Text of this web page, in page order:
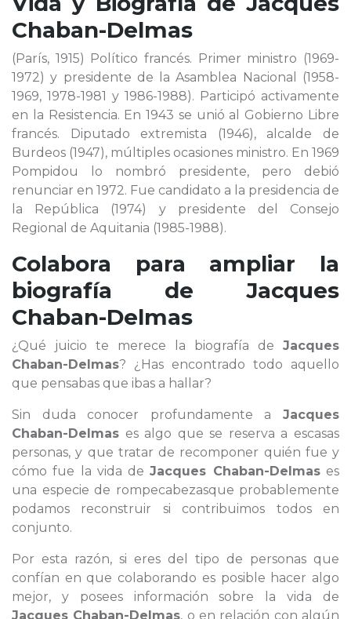
Chaban-Delmas
(París, 1915) Político francés. Primer ministro (1969-
1972) y presidente de la Asamblea Nacional (1958-
1969, 1978-1981 y 1986-1988). Participó activamente
en la Resistencia. En 1943 se unió al Gobierno Libre
francés. Diputado extremista (1946), alcalde de
Burdeos (1947), múltiples ocasiones ministro. En 1969
Pompidou lo nombró presidente, pero debió
renunciar en 1972. Fue candidato a la presidencia de
la República (1974) y presidente del Consejo
Regional de Aquitania (1985-1988).
Colabora para ampliar la
biografía de Jacques
Chaban-Delmas
¿Qué juicio te merece la biografía de Jacques
Chaban-Delmas? ¿Has encontrado todo aquello
que pensabas que ibas a hallar?
Sin duda conocer profundamente a Jacques
Chaban-Delmas es algo que se reserva a escasas
personas, y que tratar de recomponer quién fue y
cómo fue la vida deJacques Chaban-Delmases
una especie de rompecabezasque probablemente
podamos reconstruir si contribuimos todos en
conjunto.
Por esta razón, si eres del tipo de personas que
confían en que colaborando es posible hacer algo
mejor, y posees información sobre la vida de
Jacques Chaban-Delmas, o en relación con algún